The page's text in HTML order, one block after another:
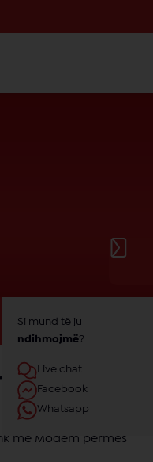
router-in
me Modem përmes
Si mund të ju
ndihmojmë?
Live chat
Facebook
Whatsapp